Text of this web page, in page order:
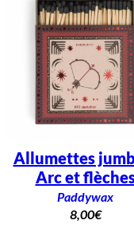
Allumettes
Arc et
Paddywax
8,00€